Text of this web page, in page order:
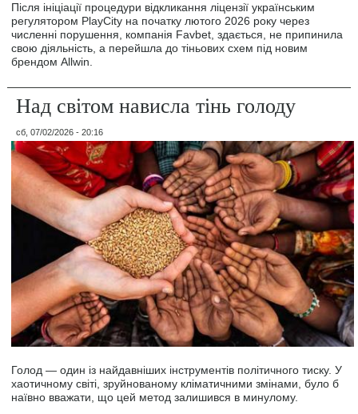
Після ініціації процедури відкликання ліцензії українським
регулятором PlayCity на початку лютого 2026 року через
численні порушення, компанія Favbet, здається, не припинила
свою діяльність, а перейшла до тіньових схем під новим
брендом Allwin.
Над світом нависла тінь голоду
сб, 07/02/2026 - 20:16
Голод — один із найдавніших інструментів політичного тиску. У
хаотичному світі, зруйнованому кліматичними змінами, було б
наївно вважати, що цей метод залишився в минулому.